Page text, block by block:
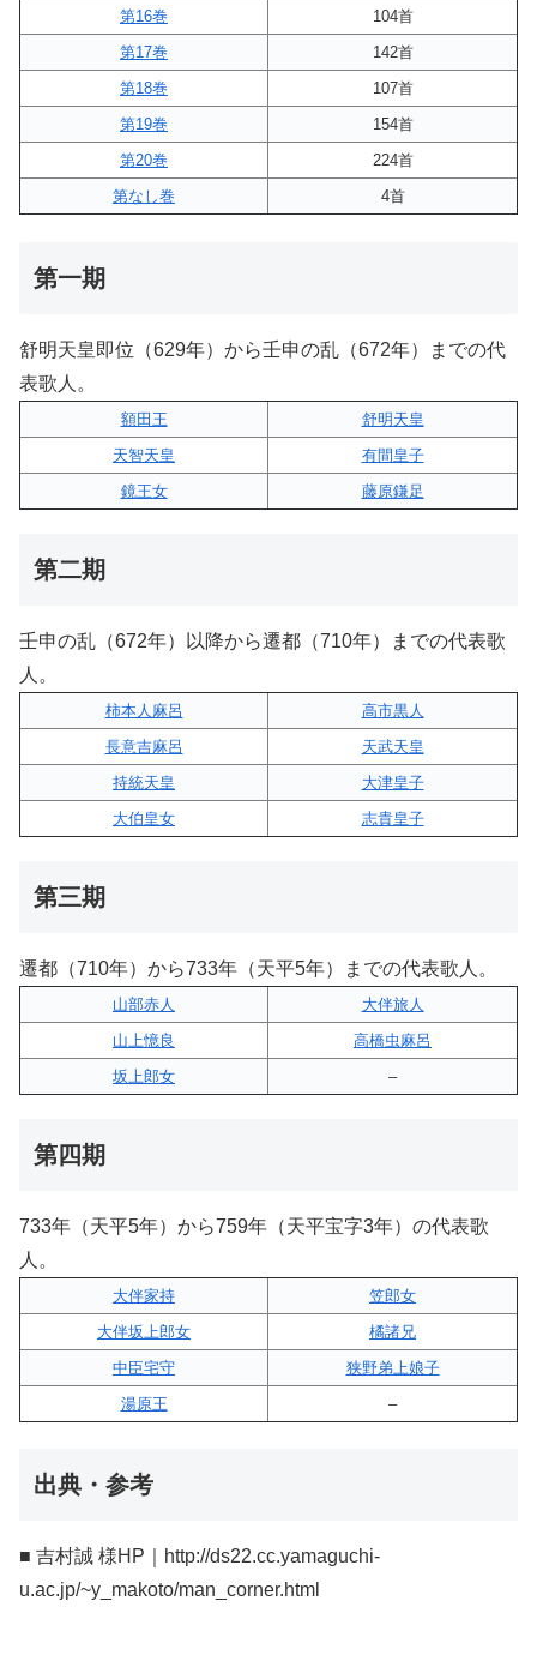
第16巻
104首
第17巻
142首
第18巻
107首
第19巻
154首
第20巻
224首
第なし巻
4首
第一期
舒明天皇即位（629年）から壬申の乱（672年）までの代
表歌人。
額田王
舒明天皇
天智天皇
有間皇子
鏡王女
藤原鎌足
第二期
壬申の乱（672年）以降から遷都（710年）までの代表歌
人。
柿本人麻呂
高市黒人
長意吉麻呂
天武天皇
持統天皇
大津皇子
大伯皇女
志貴皇子
第三期
遷都（710年）から733年（天平5年）までの代表歌人。
山部赤人
大伴旅人
山上憶良
高橋虫麻呂
坂上郎女
–
第四期
733年（天平5年）から759年（天平宝字3年）の代表歌
人。
大伴家持
笠郎女
大伴坂上郎女
橘諸兄
中臣宅守
狭野弟上娘子
湯原王
–
出典・参考
■ 吉村誠 様HP｜http://ds22.cc.yamaguchi-
u.ac.jp/~y_makoto/man_corner.html